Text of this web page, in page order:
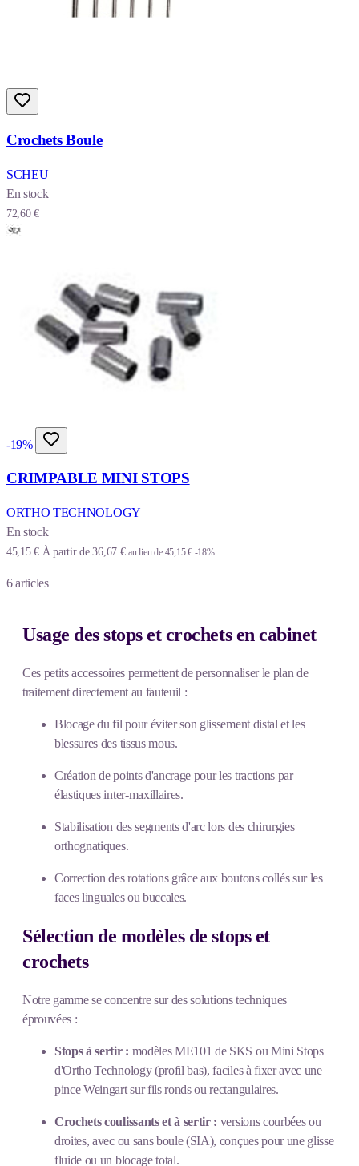
Crochets Boule
SCHEU
En stock
72,60 €
-19%
CRIMPABLE MINI STOPS
ORTHO TECHNOLOGY
En stock
45,15 € À partir de 36,67 € au lieu de 45,15 € -18%
6articles
Usage des stops et crochets en cabinet
Ces petits accessoires permettent de personnaliser le plan de
traitement directement au fauteuil :
Blocage du fil pour éviter son glissement distal et les
blessures des tissus mous.
Création de points d'ancrage pour les tractions par
élastiques inter-maxillaires.
Stabilisation des segments d'arc lors des chirurgies
orthognatiques.
Correction des rotations grâce aux boutons collés sur les
faces linguales ou buccales.
Sélection de modèles de stops et
crochets
Notre gamme se concentre sur des solutions techniques
éprouvées :
Stops à sertir : modèles ME101 de SKS ou Mini Stops
d'Ortho Technology (profil bas), faciles à fixer avec une
pince Weingart sur fils ronds ou rectangulaires.
Crochets coulissants et à sertir : versions courbées ou
droites, avec ou sans boule (SIA), conçues pour une glisse
fluide ou un blocage total.